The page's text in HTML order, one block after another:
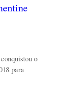
o
para